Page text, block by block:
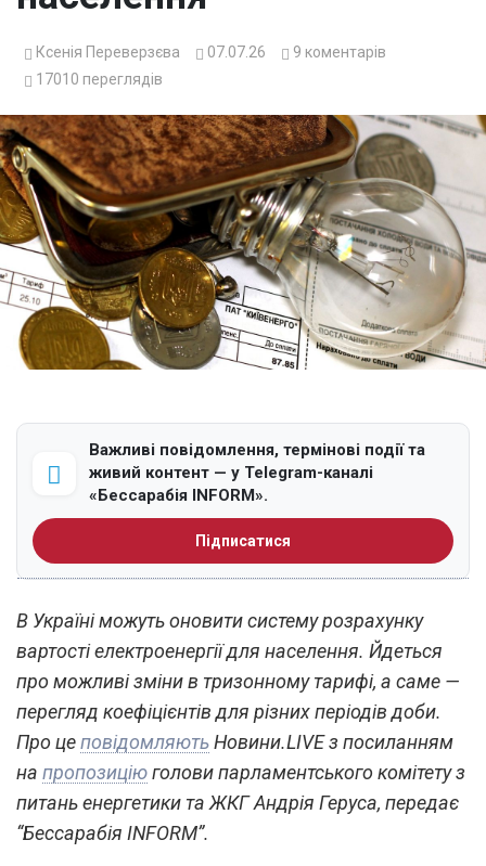
Ксенія Переверзєва 07.07.26 9 коментарів
17010 переглядів
Важливі повідомлення, термінові події та
живий контент — у Telegram-каналі
«Бессарабія INFORM».
Підписатися
В Україні можуть оновити систему розрахунку
вартості електроенергії для населення. Йдеться
про можливі зміни в тризонному тарифі, а саме —
перегляд коефіцієнтів для різних періодів доби.
Про цеповідомляютьНовини.LIVE з посиланням
на пропозиціюголови парламентського комітету з
питань енергетики та ЖКГ Андрія Геруса, передає
“Бессарабія INFORM”.